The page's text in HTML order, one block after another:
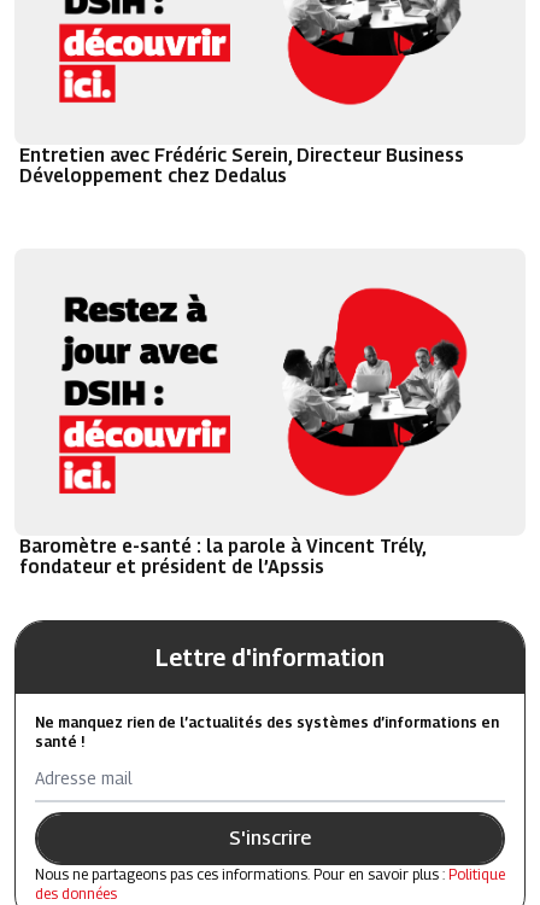
Entretien avec Frédéric Serein, Directeur Business
Développement chez Dedalus
Baromètre e-santé : la parole à Vincent Trély,
fondateur et président de l’Apssis
Lettre d'information
Ne manquez rien de l’actualités des systèmes d’informations en
santé !
Adresse mail
S'inscrire
Nous ne partageons pas ces informations. Pour en savoir plus : Politique
des données